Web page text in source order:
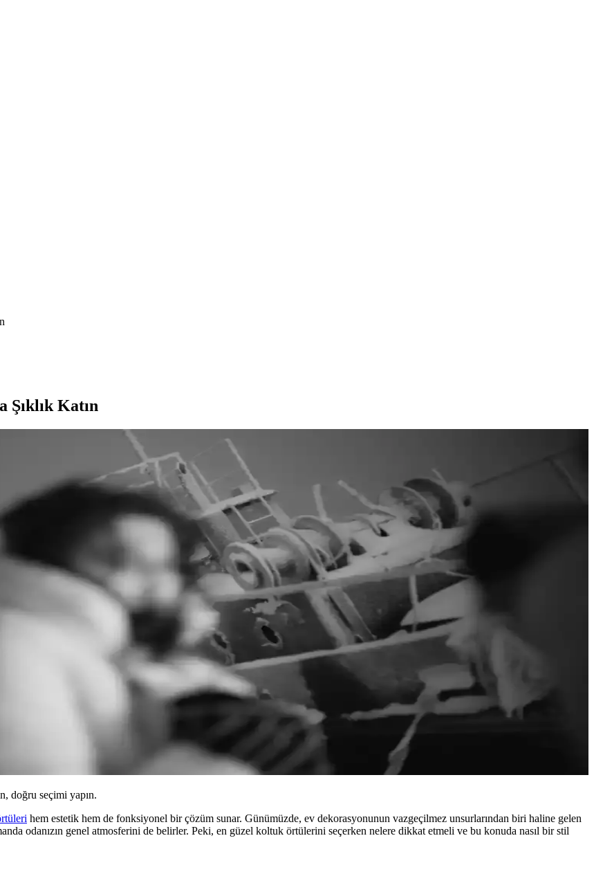
Katın
doğru seçimi yapın.
hem estetik hem de fonksiyonel bir çözüm sunar. Günümüzde, ev dekorasyonunun vazgeçilmez unsurlarından biri haline gelen
odanızın genel atmosferini de belirler. Peki, en güzel koltuk örtülerini seçerken nelere dikkat etmeli ve bu konuda nasıl bir stil